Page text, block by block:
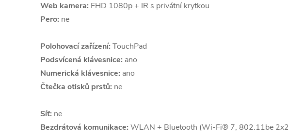
Web kamera: FHD 1080p + IR s privátní krytkou
Pero: ne
Polohovací zařízení: TouchPad
Podsvícená klávesnice: ano
Numerická klávesnice: ano
Čtečka otisků prstů: ne
Síť: ne
Bezdrátová komunikace: WLAN + Bluetooth (Wi-Fi® 7, 802.11be